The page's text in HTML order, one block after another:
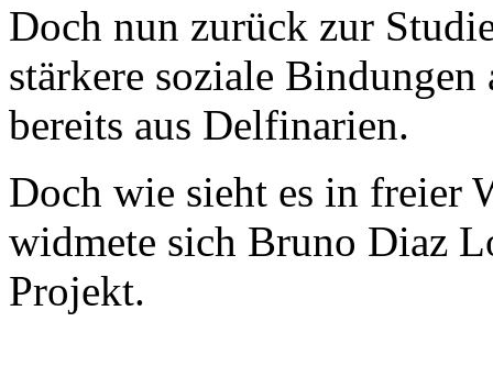
Doch nun zurück zur
stärkere soziale
bereits aus Delfinarien.
Doch wie sieht es in freier
widmete sich Bruno Diaz
Projekt.